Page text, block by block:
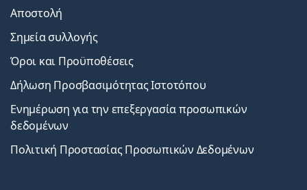
Αποστολή
Σημεία συλλογής
Όροι και Προϋποθέσεις
Δήλωση Προσβασιμότητας Ιστοτόπου
Ενημέρωση για την επεξεργασία προσωπικών
δεδομένων
Πολιτική Προστασίας Προσωπικών Δεδομένων